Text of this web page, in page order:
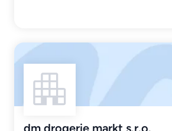
dm drogerie markt s.r.o.